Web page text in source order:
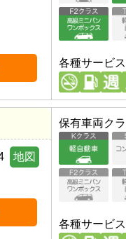
各種サービス
地図
保有車両ク
各種サービス